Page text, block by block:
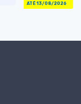
ATÉ 13/08/2026